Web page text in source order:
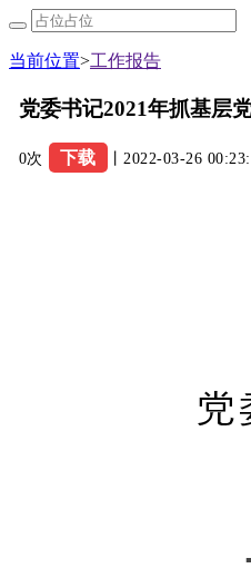
当前位置>工作报告
党委书记2021年抓基层
0次 下载 丨2022-03-26